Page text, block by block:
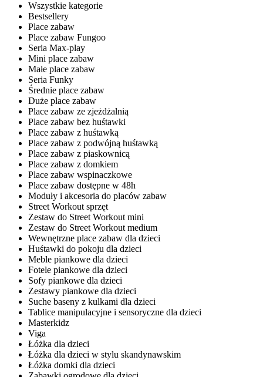
Wszystkie kategorie
Bestsellery
Place zabaw
Place zabaw Fungoo
Seria Max-play
Mini place zabaw
Małe place zabaw
Seria Funky
Średnie place zabaw
Duże place zabaw
Place zabaw ze zjeżdżalnią
Place zabaw bez huśtawki
Place zabaw z huśtawką
Place zabaw z podwójną huśtawką
Place zabaw z piaskownicą
Place zabaw z domkiem
Place zabaw wspinaczkowe
Place zabaw dostępne w 48h
Moduły i akcesoria do placów zabaw
Street Workout sprzęt
Zestaw do Street Workout mini
Zestaw do Street Workout medium
Wewnętrzne place zabaw dla dzieci
Huśtawki do pokoju dla dzieci
Meble piankowe dla dzieci
Fotele piankowe dla dzieci
Sofy piankowe dla dzieci
Zestawy piankowe dla dzieci
Suche baseny z kulkami dla dzieci
Tablice manipulacyjne i sensoryczne dla dzieci
Masterkidz
Viga
Łóżka dla dzieci
Łóżka dla dzieci w stylu skandynawskim
Łóżka domki dla dzieci